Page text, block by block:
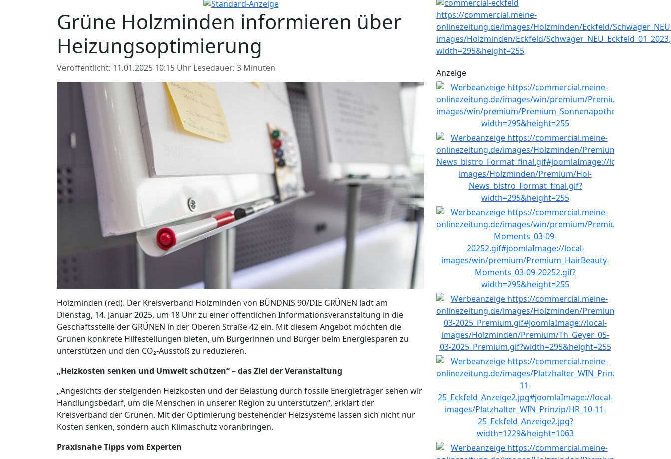
Grüne Holzminden informieren über
Heizungsoptimierung
Veröffentlicht: 11.01.2025 10:15 Uhr Lesedauer: 3 Minuten
Holzminden (red). Der Kreisverband Holzminden von BÜNDNIS 90/DIE GRÜNEN lädt am
Dienstag, 14. Januar 2025, um 18 Uhr zu einer öffentlichen Informationsveranstaltung in die
Geschäftsstelle der GRÜNEN in der Oberen Straße 42 ein. Mit diesem Angebot möchten die
Grünen konkrete Hilfestellungen bieten, um Bürgerinnen und Bürger beim Energiesparen zu
unterstützen und den CO₂-Ausstoß zu reduzieren.
„Heizkosten senken und Umwelt schützen“ – das Ziel der Veranstaltung
„Angesichts der steigenden Heizkosten und der Belastung durch fossile Energieträger sehen wir
Handlungsbedarf, um die Menschen in unserer Region zu unterstützen“, erklärt der
Kreisverband der Grünen. Mit der Optimierung bestehender Heizsysteme lassen sich nicht nur
Kosten senken, sondern auch Klimaschutz voranbringen.
Praxisnahe Tipps vom Experten
Anzeige